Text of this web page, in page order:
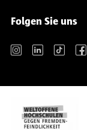
Folgen Sie uns
Instagram LinkedIn TikTok Facebook